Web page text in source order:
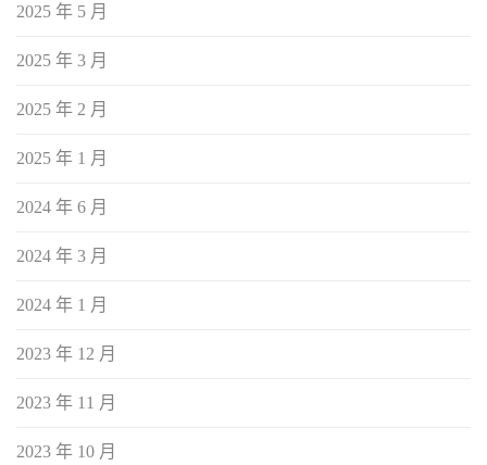
2025 年 5 月
2025 年 3 月
2025 年 2 月
2025 年 1 月
2024 年 6 月
2024 年 3 月
2024 年 1 月
2023 年 12 月
2023 年 11 月
2023 年 10 月